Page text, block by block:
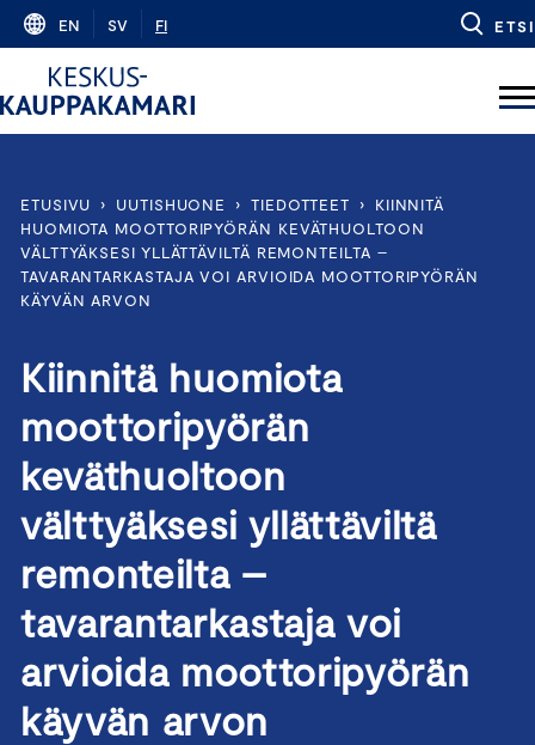
Skip
content
EN SV FI ETSI
ETUSIVU › UUTISHUONE › TIEDOTTEET ›
KIINNITÄ
HUOMIOTA MOOTTORIPYÖRÄN KEVÄTHUOLTOON
VÄLTTYÄKSESI YLLÄTTÄVILTÄ REMONTEILTA –
TAVARANTARKASTAJA VOI ARVIOIDA MOOTTORIPYÖRÄN
KÄYVÄN ARVON
Kiinnitä huomiota
moottoripyörän
keväthuoltoon
välttyäksesi yllättäviltä
remonteilta –
tavarantarkastaja voi
arvioida moottoripyörän
käyvän arvon